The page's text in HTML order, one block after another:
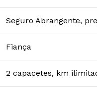
Seguro Abrangente,
Fiança
2 capacetes, km